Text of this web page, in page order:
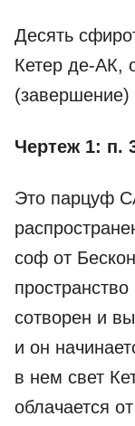
Десять
Кетер де-­АК,
Чертеж 1: п.
Это парцуф
соф от
сотворен и
и он
в нем свет
облачается